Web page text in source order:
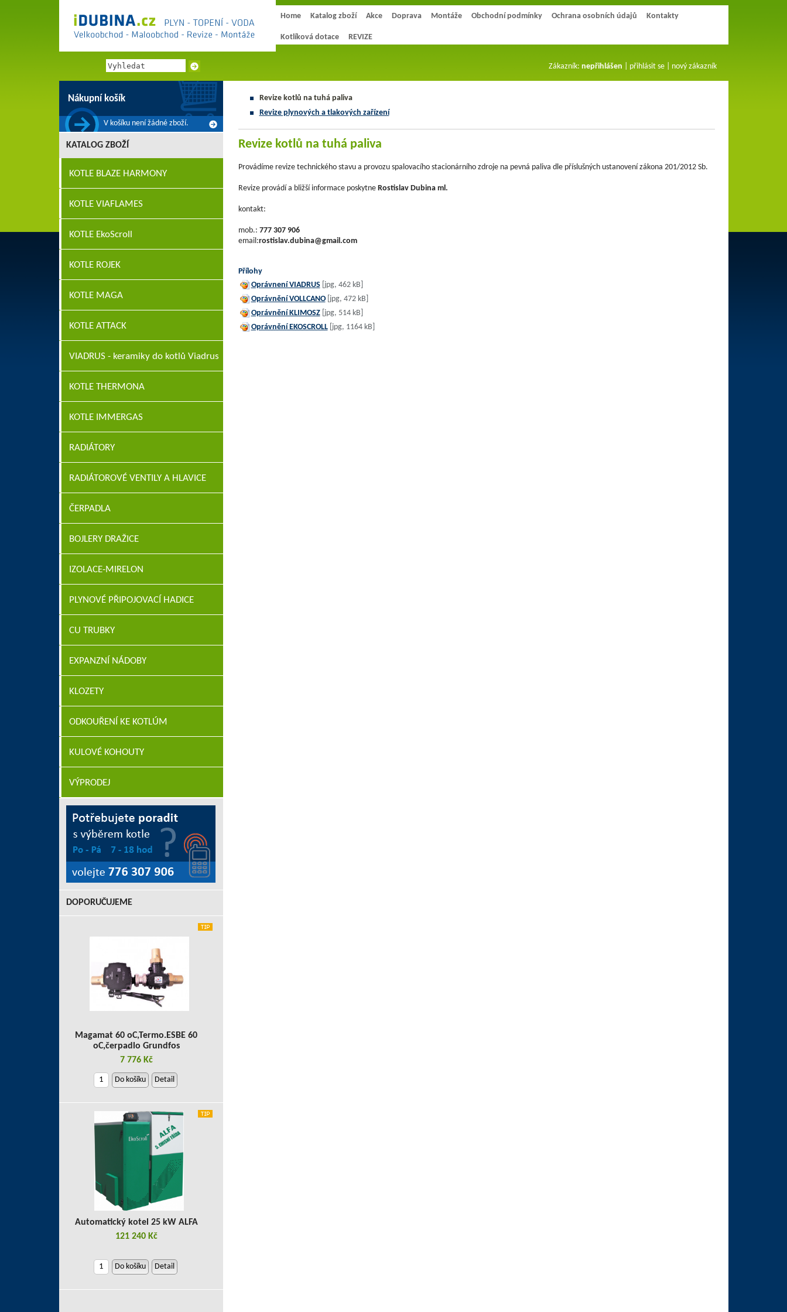
Home Katalog zboží Akce Doprava Montáže Obchodní podmínky Ochrana osobních údajů Kontakty
Kotlíková dotace REVIZE
Zákazník: nepřihlášen přihlásit se| nový zákazník
Revize kotlů na tuhá paliva
Revize plynových a tlakových zařízení
Revize kotlů na tuhá paliva
Provádíme revize technického stavu a provozu spalovacího stacionárního zdroje na pevná paliva dle příslušných ustanovení zákona 201/2012 Sb.
Revize provádí a bližší informace poskytne Rostislav Dubina ml.
kontakt:
mob.: 777 307 906
email:rostislav.dubina@gmail.com
Přílohy
Oprávnení VIADRUS[jpg, 462 kB]
Oprávnění VOLLCANO[jpg, 472 kB]
Oprávnění KLIMOSZ[jpg, 514 kB]
Oprávnění EKOSCROLL[jpg, 1164 kB]
Nákupní košík
V košíku není žádné zboží.
KATALOG ZBOŽÍ
KOTLE BLAZE HARMONY
KOTLE VIAFLAMES
KOTLE EkoScroll
KOTLE ROJEK
KOTLE MAGA
KOTLE ATTACK
VIADRUS - keramiky do kotlů Viadrus
KOTLE THERMONA
KOTLE IMMERGAS
RADIÁTORY
RADIÁTOROVÉ VENTILY A HLAVICE
ČERPADLA
BOJLERY DRAŽICE
IZOLACE-MIRELON
PLYNOVÉ PŘIPOJOVACÍ HADICE
CU TRUBKY
EXPANZNÍ NÁDOBY
KLOZETY
ODKOUŘENÍ KE KOTLÚM
KULOVÉ KOHOUTY
VÝPRODEJ
DOPORUČUJEME
Magamat 60 oC,Termo.ESBE 60
oC,čerpadlo Grundfos
7 776 Kč
Do košíku Detail
Automatický kotel 25 kW ALFA
121 240 Kč
Do košíku Detail